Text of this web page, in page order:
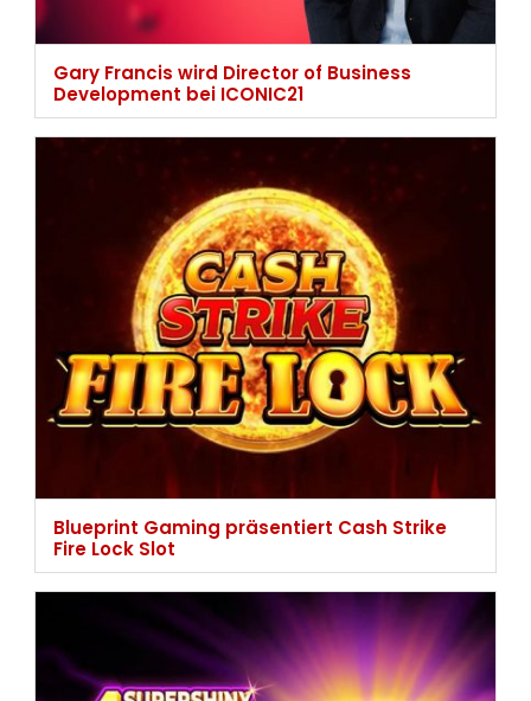
Gary Francis wird Director of Business
Development bei ICONIC21
Blueprint Gaming präsentiert Cash Strike
Fire Lock Slot